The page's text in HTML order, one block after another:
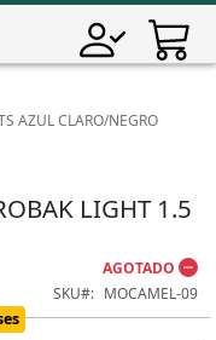
AZUL CLARO/NEGRO
LIGHT 1.5
AGOTADO
SKU
MOCAMEL-09